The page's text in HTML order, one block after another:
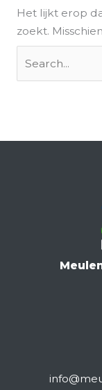
Het lijkt erop
zoekt.